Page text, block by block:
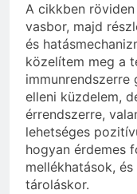
A cikkben
vasbor, majd
és
közelítem meg a
immunrendszerre
elleni küzdelem,
érrendszerre,
lehetséges
hogyan érdemes
mellékhatások,
tároláskor.